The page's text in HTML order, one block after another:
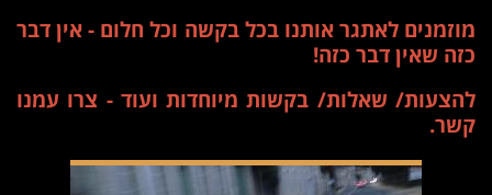
מוזמנים לאתגר אותנו בכל בקשה וכל חלום - אין דבר
כזה שאין דבר כזה!
להצעות/ שאלות/ בקשות מיוחדות ועוד - צרו עמנו
קשר.